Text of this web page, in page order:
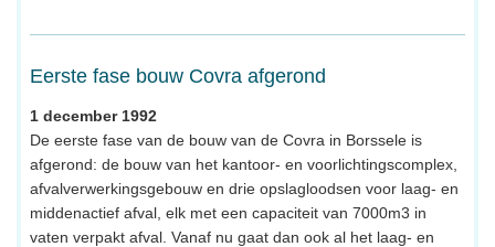
Eerste fase bouw Covra afgerond
1 december 1992
De eerste fase van de bouw van de Covra in Borssele is
afgerond: de bouw van het kantoor- en voorlichtingscomplex,
afvalverwerkingsgebouw en drie opslagloodsen voor laag- en
middenactief afval, elk met een capaciteit van 7000m3 in
vaten verpakt afval. Vanaf nu gaat dan ook al het laag- en